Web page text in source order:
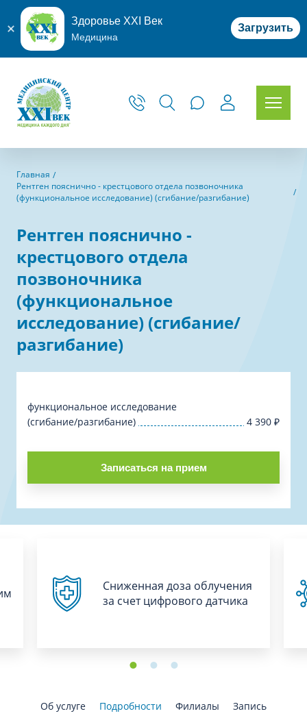
Здоровье XXI Век
Медицина
Загрузить
Главная
Рентген пояснично - крестцового отдела позвоночника
(функциональное исследование) (сгибание/разгибание)
Рентген пояснично -
крестцового отдела
позвоночника
(функциональное
исследование) (сгибание/
разгибание)
функциональное исследование
(сгибание/разгибание)
4 390 ₽
Записаться на прием
Сниженная доза облучения
за счет цифрового датчика
Об услуге Подробности Филиалы Запись